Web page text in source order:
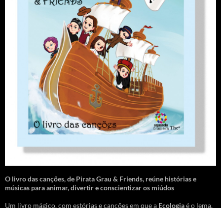
O livro das canções,de Pirata Grau & Friends, reúne histórias e
músicas para animar, divertir e conscientizar os miúdos
Um livro mágico, com estórias e canções em que a Ecologiaé o lema.